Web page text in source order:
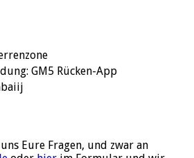
GM5 Rücken-App
Eure Fragen, und zwar an